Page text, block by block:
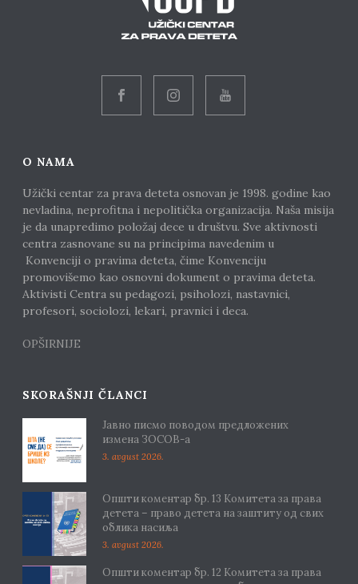
O NAMA
Užički centar za prava deteta osnovan je 1998. godine kao
nevladina, neprofitna i nepolitička organizacija. Naša misija
je da unapredimo položaj dece u društvu. Sve aktivnosti
centra zasnovane su na principima navedenim u
Konvenciji o pravima deteta, čime Konvenciju
promovišemo kao osnovni dokument o pravima deteta.
Aktivisti Centra su pedagozi, psiholozi, nastavnici,
profesori, sociolozi, lekari, pravnici i deca.
OPŠIRNIJE
SKORAŠNJI ČLANCI
Јавно писмо поводом предложених
измена ЗОСОВ-а
3. avgust 2026.
Општи коментар бр. 13 Комитета за права
детета – право детета на заштиту од свих
облика насиља
3. avgust 2026.
Општи коментар бр. 12 Комитета за права